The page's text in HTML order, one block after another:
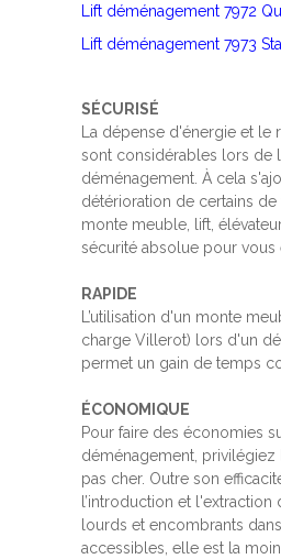
Lift déménagement 7972
Lift déménagement 7973
SÉCURISÉ
La dépense d'énergie et le
sont considérables lors de
déménagement. À cela
détérioration de certains
monte meuble, lift,
sécurité absolue pour vous
RAPIDE
L’utilisation d'un monte
charge Villerot) lors d'un
permet un gain de temps
ÉCONOMIQUE
Pour faire des économies
déménagement,
pas cher. Outre son
l’introduction et l'extraction
lourds et encombrants
accessibles, elle est la